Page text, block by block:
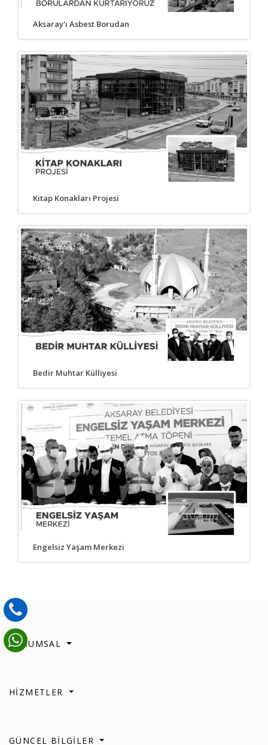
Aksaray'ı Asbest Borudan
Kitap Konakları Projesi
Bedir Muhtar Külliyesi
Engelsiz Yaşam Merkezi
KURUMSAL
HİZMETLER
GÜNCEL BİLGİLER